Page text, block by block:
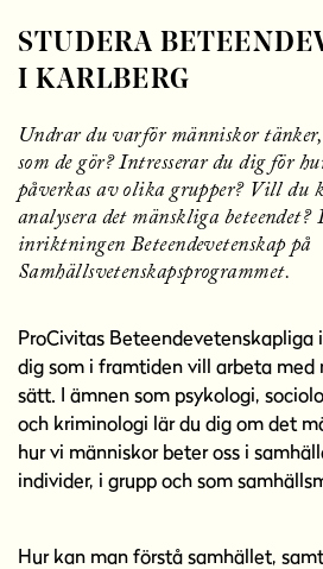
STUDERA
I KARLBERG
Undrar du varför människor tänker,
som de gör? Intresserar du dig för
påverkas av olika grupper? Vill du
analysera det mänskliga beteendet?
inriktningen Beteendevetenskap på
Samhällsvetenskapsprogrammet.
ProCivitas Beteendevetenskapliga
dig som i framtiden vill arbeta med
sätt. I ämnen som psykologi,
och kriminologi lär du dig om det
hur vi människor beter oss i
individer, i grupp och som
Hur kan man förstå samhället,